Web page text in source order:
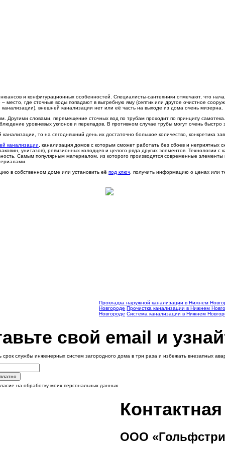
и конфигурационных особенностей. Специалисты-сантехники отмечают, что
место, где сточные воды попадают в выгребную яму (септик или другое очистное
канализации), внешней канализации нет или её часть на выходе из дома очень мизерна.
Другими словами, перемещение сточных вод по трубам проходит по принципу
уровневых уклонов и перепадов. В противном случае трубы могут очень быстро
канализации, то на сегодняшний день их достаточно большое количество, конкретика
канализации , канализация домов с которым сможет работать без сбоев и неприятных
унитазов), ревизионных колодцев и целого ряда других элементов. Технологии
Самым популярным материалом, из которого производятся современные элементы
в собственном доме или установить её под ключ , получить информацию о ценах или
Прокладка наружной канализации в Нижнем
Новгороде Прочистка канализации в Нижнем
Новгороде Система канализации в Нижнем
свой email и
срок службы инженерных систем загородного дома в три раза и избежать внезапных
на обработку моих персональных данных
ООО